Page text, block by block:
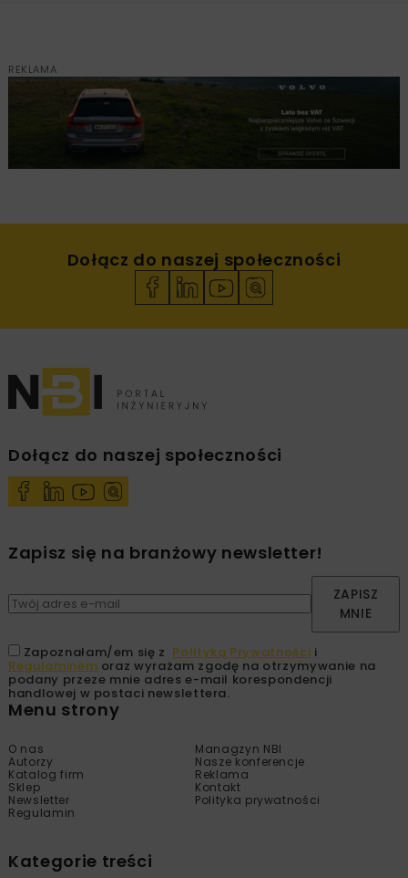
REKLAMA
Dołącz do naszej społeczności
Dołącz do naszej społeczności
Zapisz się na branżowy newsletter!
ZAPISZ
MNIE
Zapoznałam/em się z Polityką Prywatności i
Regulaminem oraz wyrażam zgodę na otrzymywanie na
podany przeze mnie adres e-mail korespondencji
handlowej w postaci newslettera.
Menu strony
O nas
Managzyn NBI
Autorzy
Nasze konferencje
Katalog firm
Reklama
Sklep
Kontakt
Newsletter
Polityka prywatności
Regulamin
Kategorie treści